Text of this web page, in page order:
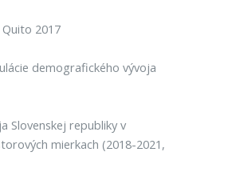
2017
demografického vývoja
Slovenskej republiky v
mierkach (2018-2021,